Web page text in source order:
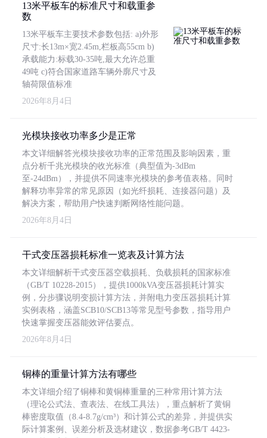
13米平板车的标准尺寸和载重参
数
13米平板车主要技术参数包括: a)外形
尺寸:长13m×宽2.45m,栏板高55cm b)
承载能力:标载30-35吨,最大允许总重
49吨 c)符合国家道路车辆外廓尺寸及
轴荷限值标准
2026年8月4日
光模块接收功率多少是正常
本文详细解答光模块接收功率的正常范围及影响因素，重
点分析千兆光模块的收光标准（典型值为-3dBm
至-24dBm），并提供不同速率光模块的参考值表格。同时
解释功率异常的常见原因（如光纤损耗、连接器问题）及
解决方案，帮助用户快速判断网络性能问题。
2026年8月4日
干式变压器损耗标准一览表及计算方法
本文详细解析干式变压器空载损耗、负载损耗的国家标准
（GB/T 10228-2015），提供1000kVA变压器损耗计算实
例，分步骤说明变损计算方法，并附电力变压器损耗计算
实例表格，涵盖SCB10/SCB13等常见型号参数，指导用户
快速掌握变压器能效评估要点。
2026年8月4日
铜棒的重量计算方法有哪些
本文详细介绍了铜棒和黄铜棒重量的三种常用计算方法
（理论公式法、查表法、在线工具法），重点解析了黄铜
棒密度取值（8.4-8.7g/cm³）和计算公式的差异，并提供实
际计算案例、误差分析及选材建议，数据参考GB/T 4423-